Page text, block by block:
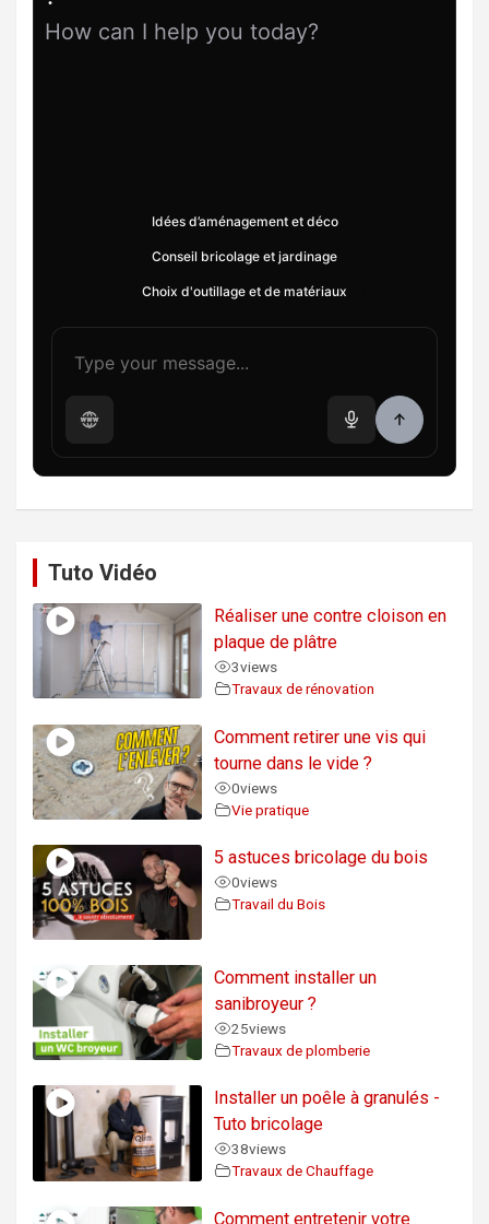
How can I help you today?
Idées d’aménagement et déco
Conseil bricolage et jardinage
Choix d'outillage et de matériaux
Tuto Vidéo
Réaliser une contre cloison en
plaque de plâtre
3views
Travaux de rénovation
Comment retirer une vis qui
tourne dans le vide ?
0views
Vie pratique
5 astuces bricolage du bois
0views
Travail du Bois
Comment installer un
sanibroyeur ?
25views
Travaux de plomberie
Installer un poêle à granulés -
Tuto bricolage
38views
Travaux de Chauffage
Comment entretenir votre